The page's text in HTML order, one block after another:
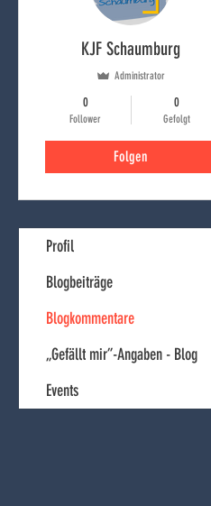
KJF Schaumburg
Administrator
0
Follower
0
Gefolgt
Folgen
Profil
Blogbeiträge
Blogkommentare
„Gefällt mir”-Angaben - Blog
Events